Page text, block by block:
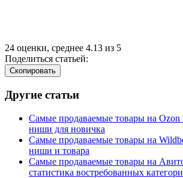
24 оценки, среднее 4.13 из 5
Поделиться статьей:
Cкопировать
Другие статьи
Самые продаваемые товары на Ozon
ниши для новичка
Самые продаваемые товары на
ниши и товара
Самые продаваемые товары на
статистика востребованных